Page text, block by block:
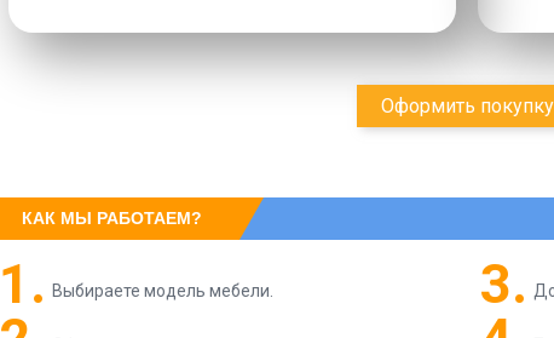
Оформить покупку
КАК МЫ РАБОТАЕМ?
1. Выбираете модель мебели. 3.